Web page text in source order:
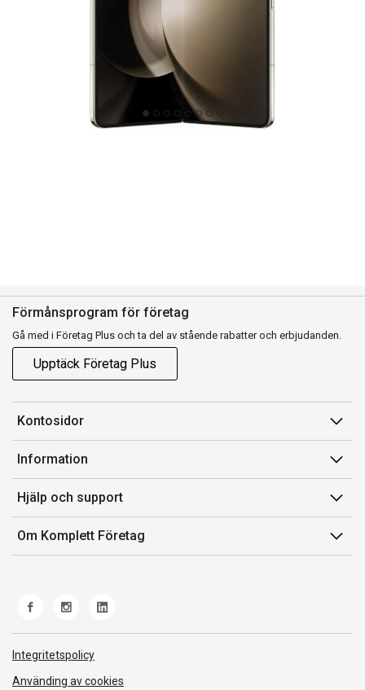
Förmånsprogram för företag
Gå med i Företag Plus och ta del av stående rabatter och erbjudanden.
Upptäck Företag Plus
Kontosidor
Mina sidor
Orderhistorik
Fakturor & Kvitton
Inköpslistor
Information
Försäljningsvillkor
Villkor för Komplett Företag Plus
Felsökning & guider
Hjälp och support
Kontakta oss
Kundservice
Frakt och leverans
Om Komplett Företag
Integritetspolicy
Använding av cookies